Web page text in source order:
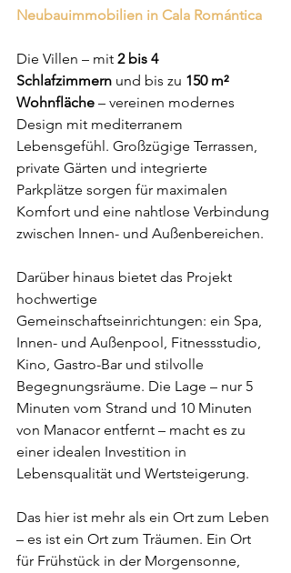
Neubauimmobilien in Cala Romántica
Die Villen – mit 2 bis 4
Schlafzimmern und bis zu 150 m²
Wohnfläche – vereinen modernes
Design mit mediterranem
Lebensgefühl. Großzügige Terrassen,
private Gärten und integrierte
Parkplätze sorgen für maximalen
Komfort und eine nahtlose Verbindung
zwischen Innen- und Außenbereichen.
Darüber hinaus bietet das Projekt
hochwertige
Gemeinschaftseinrichtungen: ein Spa,
Innen- und Außenpool, Fitnessstudio,
Kino, Gastro-Bar und stilvolle
Begegnungsräume. Die Lage – nur 5
Minuten vom Strand und 10 Minuten
von Manacor entfernt – macht es zu
einer idealen Investition in
Lebensqualität und Wertsteigerung.
Das hier ist mehr als ein Ort zum Leben
– es ist ein Ort zum Träumen. Ein Ort
für Frühstück in der Morgensonne,